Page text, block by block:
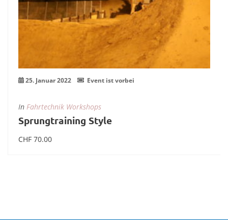
25. Januar 2022 Event ist vorbei
In Fahrtechnik Workshops
Sprungtraining Style
CHF 70.00